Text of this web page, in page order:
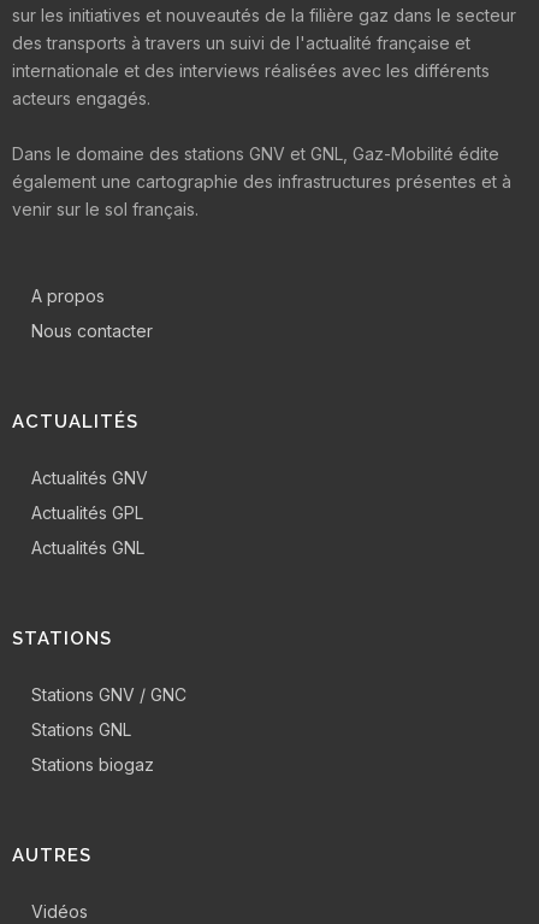
sur les initiatives et nouveautés de la filière gaz dans le secteur
des transports à travers un suivi de l'actualité française et
internationale et des interviews réalisées avec les différents
acteurs engagés.
Dans le domaine des stations GNV et GNL, Gaz-Mobilité édite
également une cartographie des infrastructures présentes et à
venir sur le sol français.
A propos
Nous contacter
ACTUALITÉS
Actualités GNV
Actualités GPL
Actualités GNL
STATIONS
Stations GNV / GNC
Stations GNL
Stations biogaz
AUTRES
Vidéos